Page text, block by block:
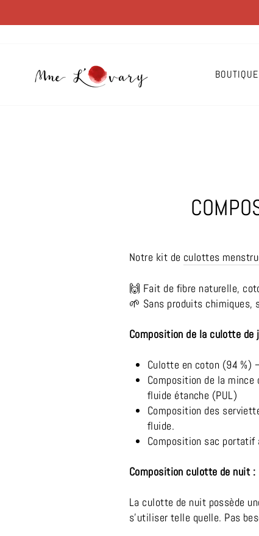
au
BOUTIQUE
Notre kit de culottes
🙌 Fait de fibre naturelle,
🌱 Sans produits chimiques,
Composition de la culotte de
Culotte en coton (94 %)
Composition de la
fluide étanche (PUL)
Composition des
fluide.
Composition sac
Composition culotte de nuit :
La culotte de nuit possède
s’utiliser telle quelle. Pas